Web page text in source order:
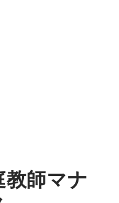
師マナ